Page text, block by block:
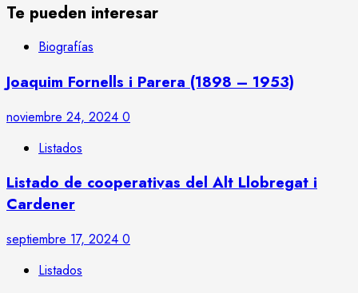
Te pueden interesar
Biografías
Joaquim Fornells i Parera (1898 – 1953)
noviembre 24, 2024 0
Listados
Listado de cooperativas del Alt Llobregat i
Cardener
septiembre 17, 2024 0
Listados